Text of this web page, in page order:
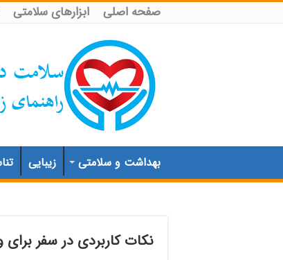
صفحه اصلی ابزارهای سلامتی
بهداشت و سلامتی زیبایی
نکات کاربردی در سفر